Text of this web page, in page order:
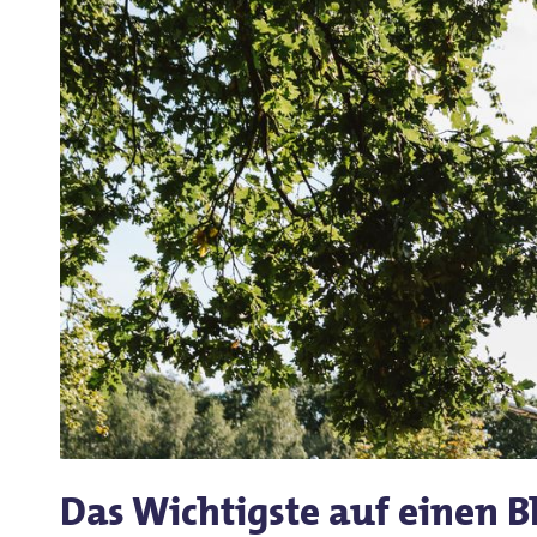
Das Wichtigste auf einen